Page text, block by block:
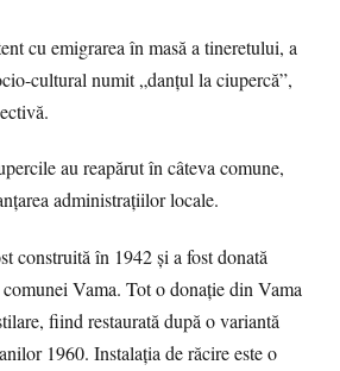
cu emigrarea în masă a tineretului, a
cultural numit „danțul la ciupercă”,
au reapărut în câteva comune,
administrațiilor locale.
construită în 1942 și a fost donată
Vama. Tot o donație din Vama
fiind restaurată după o variantă
1960. Instalația de răcire este o